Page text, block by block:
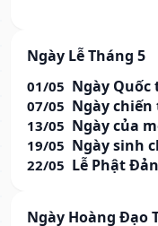
Ngày Lễ Tháng 5
01/05 Ngày Quốc
07/05 Ngày
13/05 Ngày của
19/05 Ngày sinh
22/05 Lễ Phật Đản
Ngày Hoàng Đạo